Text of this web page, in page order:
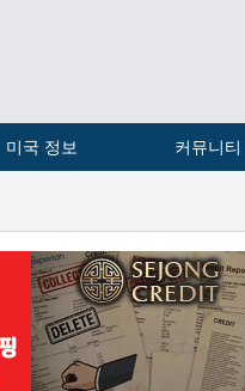
미국 정보 커뮤니티